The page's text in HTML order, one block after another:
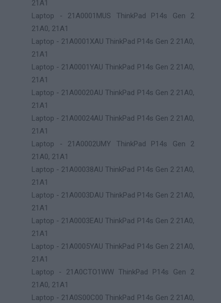
21A1
Laptop - 21A0001MUS ThinkPad P14s Gen 2
21A0, 21A1
Laptop - 21A0001XAU ThinkPad P14s Gen 2 21A0,
21A1
Laptop - 21A0001YAU ThinkPad P14s Gen 2 21A0,
21A1
Laptop - 21A00020AU ThinkPad P14s Gen 2 21A0,
21A1
Laptop - 21A00024AU ThinkPad P14s Gen 2 21A0,
21A1
Laptop - 21A0002UMY ThinkPad P14s Gen 2
21A0, 21A1
Laptop - 21A00038AU ThinkPad P14s Gen 2 21A0,
21A1
Laptop - 21A0003DAU ThinkPad P14s Gen 2 21A0,
21A1
Laptop - 21A0003EAU ThinkPad P14s Gen 2 21A0,
21A1
Laptop - 21A0005YAU ThinkPad P14s Gen 2 21A0,
21A1
Laptop - 21A0CTO1WW ThinkPad P14s Gen 2
21A0, 21A1
Laptop - 21A0S00C00 ThinkPad P14s Gen 2 21A0,